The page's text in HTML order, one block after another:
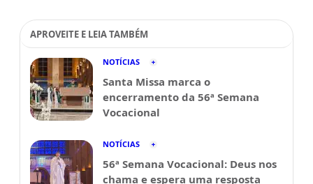
APROVEITE E LEIA TAMBÉM
NOTÍCIAS
Santa Missa marca o
encerramento da 56ª Semana
Vocacional
NOTÍCIAS
56ª Semana Vocacional: Deus nos
chama e espera uma resposta